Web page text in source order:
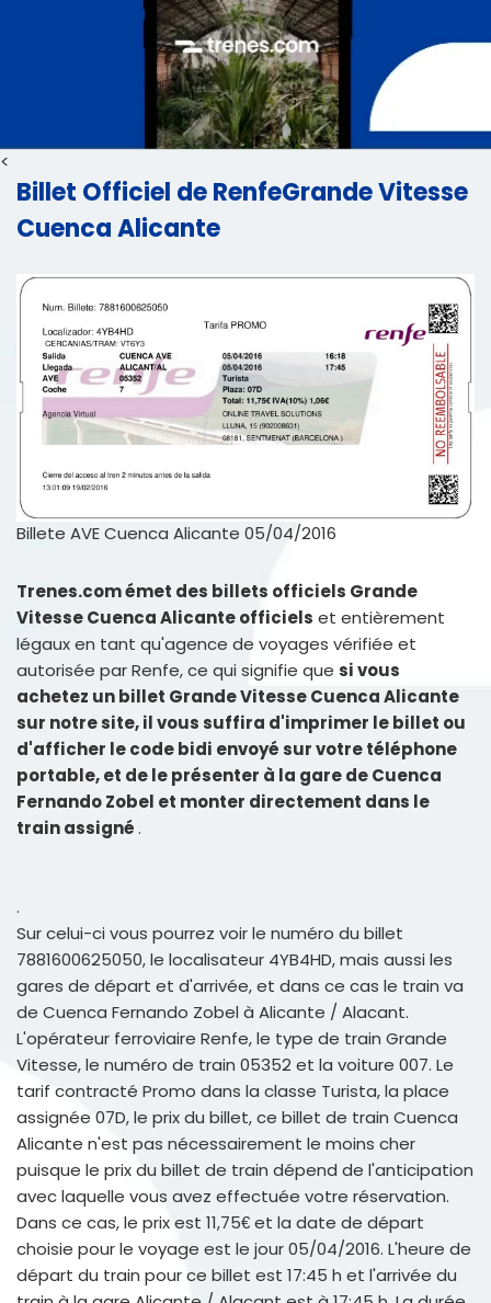
<
Billet Officiel de RenfeGrande Vitesse
Cuenca Alicante
Billete AVE Cuenca Alicante 05/04/2016
Trenes.com émet des billets officiels Grande
Vitesse Cuenca Alicante officiels et entièrement
légaux en tant qu'agence de voyages vérifiée et
autorisée par Renfe, ce qui signifie que si vous
achetez un billet Grande Vitesse Cuenca Alicante
sur notre site, il vous suffira d'imprimer le billet ou
d'afficher le code bidi envoyé sur votre téléphone
portable, et de le présenter à la gare de Cuenca
Fernando Zobel et monter directement dans le
train assigné.
.
Sur celui-ci vous pourrez voir le numéro du billet
7881600625050, le localisateur 4YB4HD, mais aussi les
gares de départ et d'arrivée, et dans ce cas le train va
de Cuenca Fernando Zobel à Alicante / Alacant.
L'opérateur ferroviaire Renfe, le type de train Grande
Vitesse, le numéro de train 05352 et la voiture 007. Le
tarif contracté Promo dans la classe Turista, la place
assignée 07D, le prix du billet, ce billet de train Cuenca
Alicante n'est pas nécessairement le moins cher
puisque le prix du billet de train dépend de l'anticipation
avec laquelle vous avez effectuée votre réservation.
Dans ce cas, le prix est 11,75€ et la date de départ
choisie pour le voyage est le jour 05/04/2016. L'heure de
départ du train pour ce billet est 17:45 h et l'arrivée du